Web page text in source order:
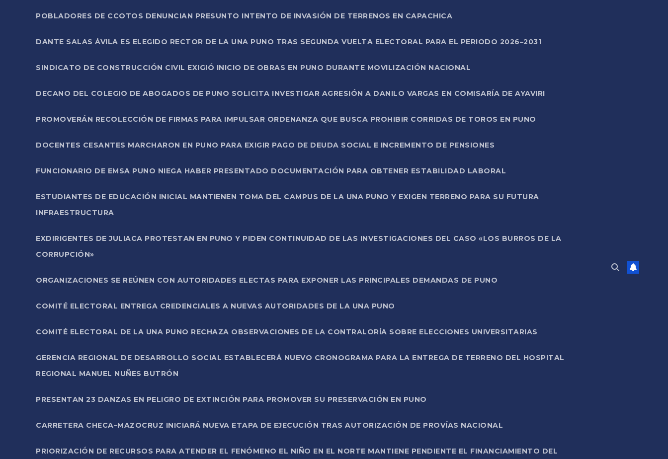
POBLADORES DE CCOTOS DENUNCIAN PRESUNTO INTENTO DE INVASIÓN DE TERRENOS EN CAPACHICA
DANTE SALAS ÁVILA ES ELEGIDO RECTOR DE LA UNA PUNO TRAS SEGUNDA VUELTA ELECTORAL PARA EL PERIODO 2026–2031
SINDICATO DE CONSTRUCCIÓN CIVIL EXIGIÓ INICIO DE OBRAS EN PUNO DURANTE MOVILIZACIÓN NACIONAL
DECANO DEL COLEGIO DE ABOGADOS DE PUNO SOLICITA INVESTIGAR AGRESIÓN A DANILO VARGAS EN COMISARÍA DE AYAVIRI
PROMOVERÁN RECOLECCIÓN DE FIRMAS PARA IMPULSAR ORDENANZA QUE BUSCA PROHIBIR CORRIDAS DE TOROS EN PUNO
DOCENTES CESANTES MARCHARON EN PUNO PARA EXIGIR PAGO DE DEUDA SOCIAL E INCREMENTO DE PENSIONES
FUNCIONARIO DE EMSA PUNO NIEGA HABER PRESENTADO DOCUMENTACIÓN PARA OBTENER ESTABILIDAD LABORAL
ESTUDIANTES DE EDUCACIÓN INICIAL MANTIENEN TOMA DEL CAMPUS DE LA UNA PUNO Y EXIGEN TERRENO PARA SU FUTURA
INFRAESTRUCTURA
EXDIRIGENTES DE JULIACA PROTESTAN EN PUNO Y PIDEN CONTINUIDAD DE LAS INVESTIGACIONES DEL CASO «LOS BURROS DE LA
CORRUPCIÓN»
ORGANIZACIONES SE REÚNEN CON AUTORIDADES ELECTAS PARA EXPONER LAS PRINCIPALES DEMANDAS DE PUNO
COMITÉ ELECTORAL ENTREGA CREDENCIALES A NUEVAS AUTORIDADES DE LA UNA PUNO
COMITÉ ELECTORAL DE LA UNA PUNO RECHAZA OBSERVACIONES DE LA CONTRALORÍA SOBRE ELECCIONES UNIVERSITARIAS
GERENCIA REGIONAL DE DESARROLLO SOCIAL ESTABLECERÁ NUEVO CRONOGRAMA PARA LA ENTREGA DE TERRENO DEL HOSPITAL
REGIONAL MANUEL NUÑES BUTRÓN
PRESENTAN 23 DANZAS EN PELIGRO DE EXTINCIÓN PARA PROMOVER SU PRESERVACIÓN EN PUNO
CARRETERA CHECA–MAZOCRUZ INICIARÁ NUEVA ETAPA DE EJECUCIÓN TRAS AUTORIZACIÓN DE PROVÍAS NACIONAL
PRIORIZACIÓN DE RECURSOS PARA ATENDER EL FENÓMENO EL NIÑO EN EL NORTE MANTIENE PENDIENTE EL FINANCIAMIENTO DEL